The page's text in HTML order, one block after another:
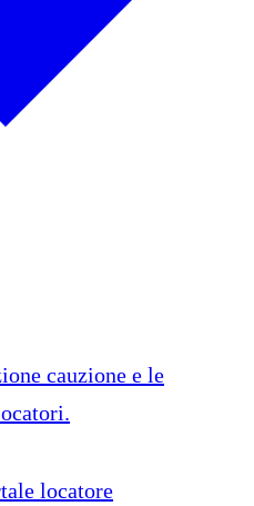
cauzione e le
locatore